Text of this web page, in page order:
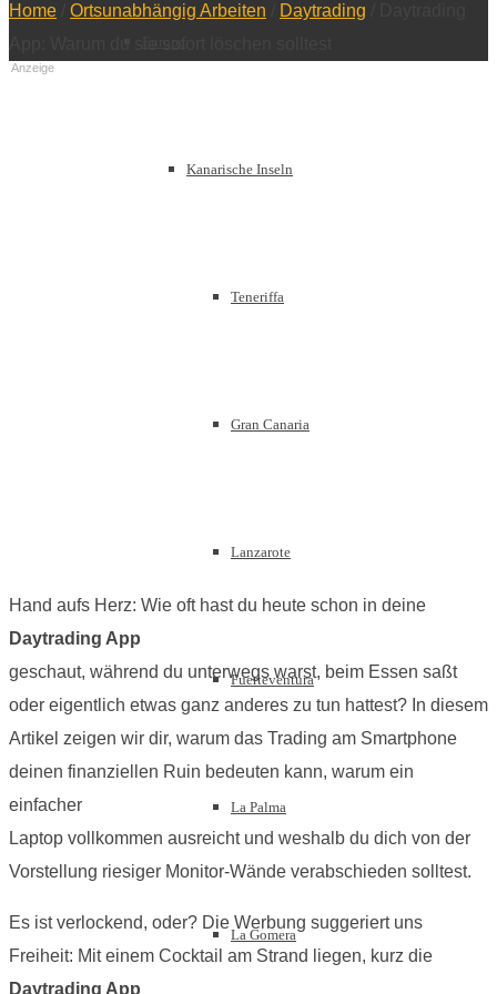
Kanarische Inseln
Teneriffa
Gran Canaria
Lanzarote
Fuerteventura
La Palma
La Gomera
Home Ortsunabhängig Arbeiten Daytrading
Anzeige
Hand aufs Herz: Wie oft hast du heute schon in deine
Daytrading App
geschaut, während du unterwegs warst, beim Essen saßt
oder eigentlich etwas ganz anderes zu tun hattest? In diesem
Artikel zeigen wir dir, warum das Trading am Smartphone
deinen finanziellen Ruin bedeuten kann, warum ein
einfacher
Laptop vollkommen ausreicht und weshalb du dich von der
Vorstellung riesiger Monitor-Wände verabschieden solltest.
Es ist verlockend, oder? Die Werbung suggeriert uns
Freiheit: Mit einem Cocktail am Strand liegen, kurz die
Daytrading App